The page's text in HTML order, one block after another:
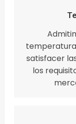
satisfacer
los